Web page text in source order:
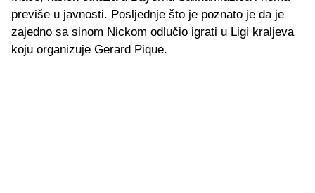
previše u javnosti. Posljednje što je poznato je da je
zajedno sa sinom Nickom odlučio igrati u Ligi kraljeva
koju organizuje Gerard Pique.